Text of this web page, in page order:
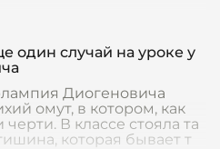
один случай на уроке у
Диогеновича
омут, в котором, как
В классе стояла та
которая бывает т